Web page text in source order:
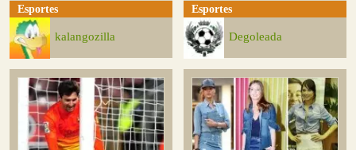
Esportes
kalangozilla
Esportes
Degoleada